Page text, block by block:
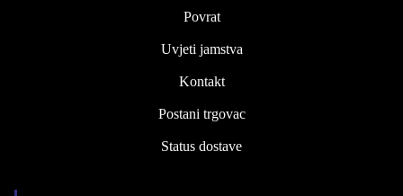
Povrat
Uvjeti jamstva
Kontakt
Postani trgovac
Status dostave